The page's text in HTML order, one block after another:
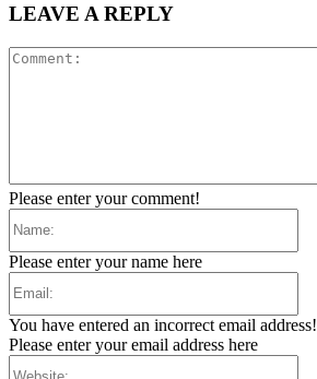
LEAVE A REPLY
Please enter your comment!
Please enter your name here
You have entered an incorrect email address!
Please enter your email address here